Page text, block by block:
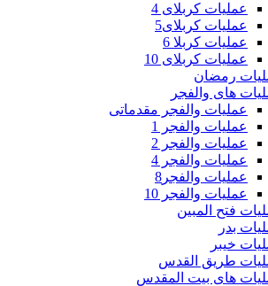
عملیات کربلای 4
عملیات کربلای5
عملیات کربلا 6
عملیات کربلای 10
رمضان
های والفجر
عملیات والفجر مقدماتی
عملیات والفجر 1
عملیات والفجر 2
عملیات والفجر 4
عملیات والفجر8
عملیات والفجر 10
فتح المبین
بدر
خیبر
طریق القدس
های بیت المقدس